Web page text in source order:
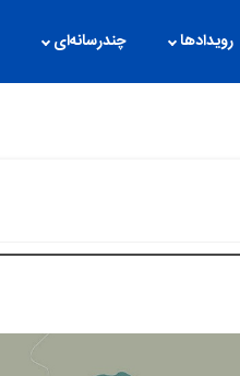
رویدادها چندرسانه‌ای